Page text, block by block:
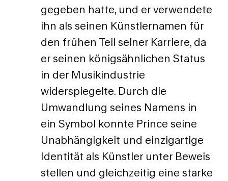
gegeben hatte, und er verwendete
ihn als seinen Künstlernamen für
den frühen Teil seiner Karriere, da
er seinen königsähnlichen Status
in der Musikindustrie
widerspiegelte. Durch die
Umwandlung seines Namens in
ein Symbol konnte Prince seine
Unabhängigkeit und einzigartige
Identität als Künstler unter Beweis
stellen und gleichzeitig eine starke